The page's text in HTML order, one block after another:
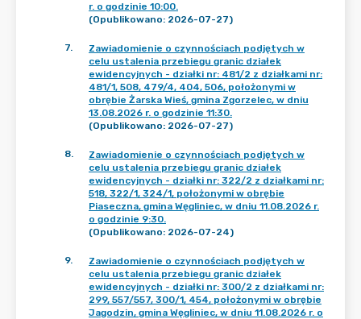
r. o godzinie 10:00.
(Opublikowano: 2026-07-27)
7.
Zawiadomienie o czynnościach podjętych w
celu ustalenia przebiegu granic działek
ewidencyjnych - działki nr: 481/2 z działkami nr:
481/1, 508, 479/4, 404, 506, położonymi w
obrębie Żarska Wieś, gmina Zgorzelec, w dniu
13.08.2026 r. o godzinie 11:30.
(Opublikowano: 2026-07-27)
8.
Zawiadomienie o czynnościach podjętych w
celu ustalenia przebiegu granic działek
ewidencyjnych - działki nr: 322/2 z działkami nr:
518, 322/1, 324/1, położonymi w obrębie
Piaseczna, gmina Węgliniec, w dniu 11.08.2026 r.
o godzinie 9:30.
(Opublikowano: 2026-07-24)
9.
Zawiadomienie o czynnościach podjętych w
celu ustalenia przebiegu granic działek
ewidencyjnych - działki nr: 300/2 z działkami nr:
299, 557/557, 300/1, 454, położonymi w obrębie
Jagodzin, gmina Węgliniec, w dniu 11.08.2026 r. o